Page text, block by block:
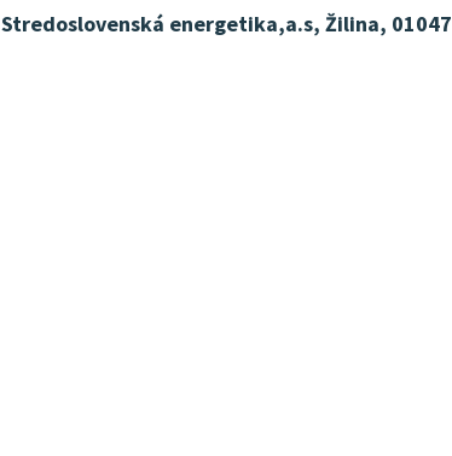
Stredoslovenská energetika,a.s, Žilina, 01047